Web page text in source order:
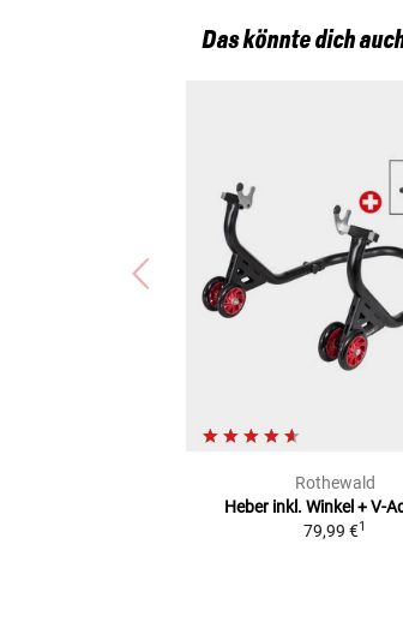
Das könnte dich
Rothewald
Heber inkl. Winkel + V-
79,99 €1